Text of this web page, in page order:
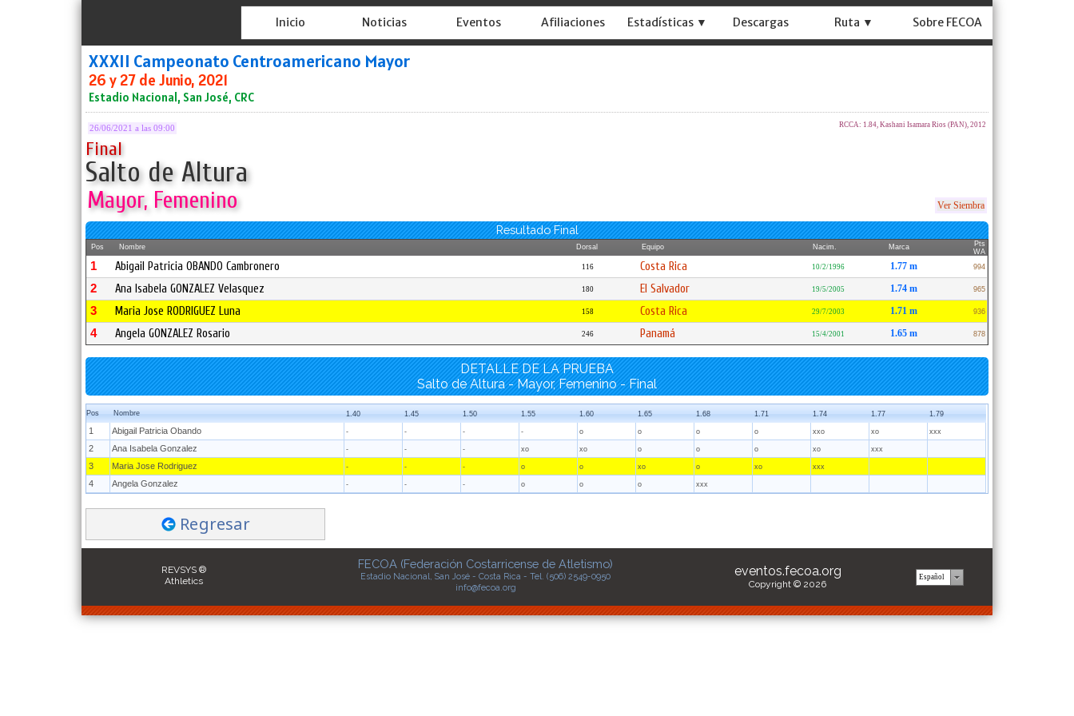
Inicio Noticias Eventos Afiliaciones Estadísticas ▼ Descargas Ruta ▼ Sobre FECOA
XXXII Campeonato Centroamericano Mayor
26 y 27 de Junio, 2021
Estadio Nacional, San José, CRC
26/06/2021 a las 09:00 RCCA: 1.84, Kashani Isamara Rios (PAN), 2012
Final
Salto de Altura
Mayor, Femenino Ver Siembra
Resultado Final
Pos Nombre Dorsal Equipo Nacim. Marca
Pts
WA
1 Abigail Patricia OBANDO Cambronero 116 Costa Rica 10/2/1996 1.77 m 994
2 Ana Isabela GONZALEZ Velasquez 180 El Salvador 19/5/2005 1.74 m 965
3 Maria Jose RODRIGUEZ Luna 158 Costa Rica 29/7/2003 1.71 m 936
4 Angela GONZALEZ Rosario 246 Panamá 15/4/2001 1.65 m 878
DETALLE DE LA PRUEBA
Salto de Altura - Mayor, Femenino - Final
Pos Nombre 1.40 1.45 1.50 1.55 1.60 1.65 1.68 1.71 1.74 1.77 1.79
1 Abigail Patricia Obando - - - - o o o o xxo xo xxx
2 Ana Isabela Gonzalez - - - xo xo o o o xo xxx
3 Maria Jose Rodriguez - - - o o xo o xo xxx
4 Angela Gonzalez - - - o o o xxx
Regresar
REVSYS ®
Athletics
FECOA (Federación Costarricense de Atletismo)
Estadio Nacional, San José - Costa Rica - Tel. (506) 2549-0950
info@fecoa.org
eventos.fecoa.org
Copyright © 2026